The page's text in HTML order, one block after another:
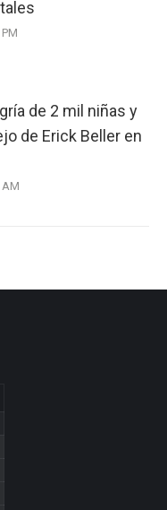
de 2 mil niñas y
de Erick Beller en